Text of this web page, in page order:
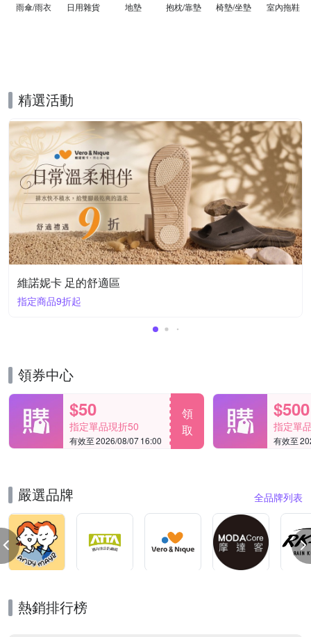
雨傘/雨衣 日用雜貨 地墊 抱枕/靠墊 椅墊/坐墊 室內拖鞋
精選活動
維諾妮卡 足的舒適區
指定商品9折起
領券中心
$50
指定單品現折50
有效至 2026/08/07 16:00
領
取
$500
指定單
有效至
嚴選品牌 全品牌列表
熱銷排行榜